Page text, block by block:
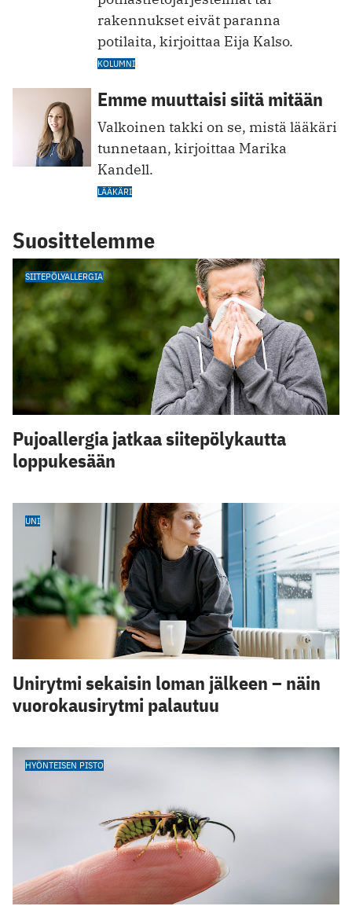
rakennukset eivät paranna
potilaita, kirjoittaa Eija Kalso.
KOLUMNI
Emme muuttaisi siitä mitään
Valkoinen takki on se, mistä lääkäri
tunnetaan, kirjoittaa Marika
Kandell.
LÄÄKÄRI
Suosittelemme
SIITEPÖLYALLERGIA
Pujoallergia jatkaa siitepölykautta
loppukesään
UNI
Unirytmi sekaisin loman jälkeen – näin
vuorokausirytmi palautuu
HYÖNTEISEN PISTO